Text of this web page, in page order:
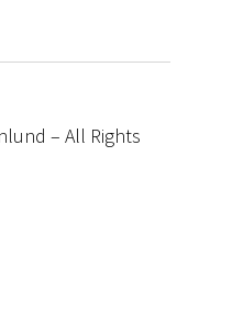
– All Rights